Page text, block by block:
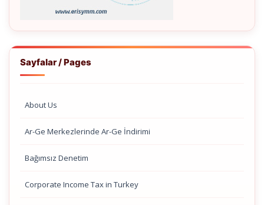
Sayfalar / Pages
About Us
Ar-Ge Merkezlerinde Ar-Ge İndirimi
Bağımsız Denetim
Corporate Income Tax in Turkey